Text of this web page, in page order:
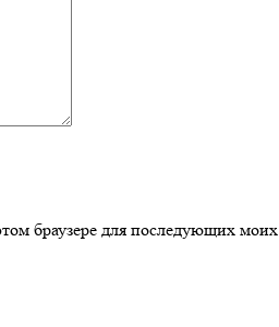
браузере для последующих